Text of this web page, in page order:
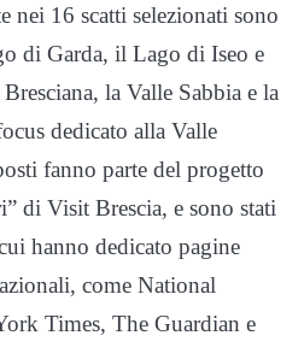
nei 16 scatti selezionati sono
di Garda, il Lago di Iseo e
la Valle Sabbia e la
dedicato alla Valle
fanno parte del progetto
di Visit Brescia, e sono stati
hanno dedicato pagine
come National
Times, The Guardian e